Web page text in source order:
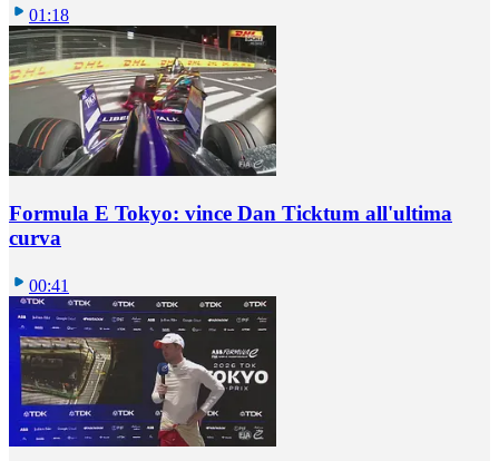
01:18
Formula E Tokyo: vince Dan Ticktum all'ultima
curva
00:41